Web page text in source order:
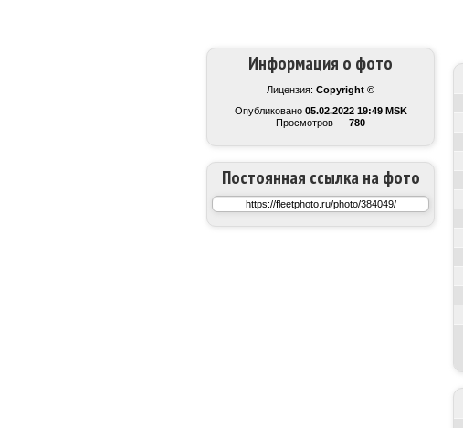
Информация о фото
Лицензия: Copyright ©
Опубликовано 05.02.2022 19:49 MSK
Просмотров — 780
Постоянная ссылка на фото